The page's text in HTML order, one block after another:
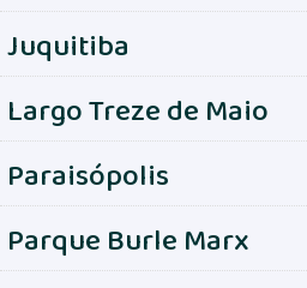
Juquitiba
Largo Treze de Maio
Paraisópolis
Parque Burle Marx